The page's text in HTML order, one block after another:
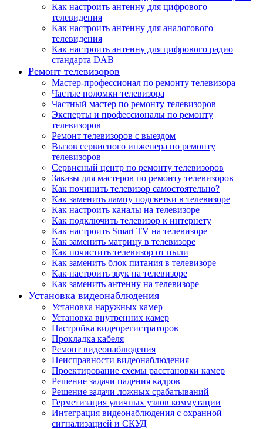
Как настроить антенну для цифрового
телевидения
Как настроить антенну для аналогового
телевидения
Как настроить антенну для цифрового радио
стандарта DAB
Ремонт телевизоров
Мастер-профессионал по ремонту телевизора
Частые поломки телевизора
Частный мастер по ремонту телевизоров
Эксперты и профессионалы по ремонту
телевизоров
Ремонт телевизоров с выездом
Вызов сервисного инженера по ремонту
телевизоров
Сервисный центр по ремонту телевизоров
Заказы для мастеров по ремонту телевизоров
Как починить телевизор самостоятельно?
Как заменить лампу подсветки в телевизоре
Как настроить каналы на телевизоре
Как подключить телевизор к интернету
Как настроить Smart TV на телевизоре
Как заменить матрицу в телевизоре
Как почистить телевизор от пыли
Как заменить блок питания в телевизоре
Как настроить звук на телевизоре
Как заменить антенну на телевизоре
Установка видеонаблюдения
Установка наружных камер
Установка внутренних камер
Настройка видеорегистраторов
Прокладка кабеля
Ремонт видеонаблюдения
Неисправности видеонаблюдения
Проектирование схемы расстановки камер
Решение задачи падения кадров
Решение задачи ложных срабатываний
Герметизация уличных узлов коммутации
Интеграция видеонаблюдения с охранной
сигнализацией и СКУД